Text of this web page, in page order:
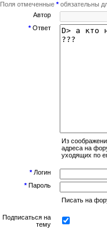
Поля отмеченные *обязательны
Автор
*Ответ
Из
адреса на
уходящих по
*Логин
*Пароль
Писать на
Подписаться на
тему